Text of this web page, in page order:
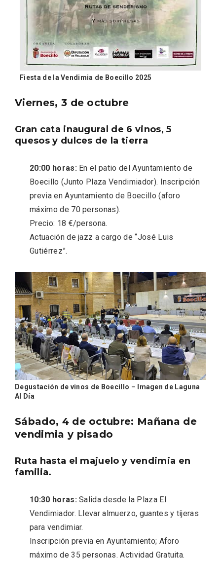
Fiesta de la Vendimia de Boecillo 2025
Viernes, 3 de octubre
Gran cata inaugural de 6 vinos, 5
quesos y dulces de la tierra
20:00 horas:En el patio del Ayuntamiento de
Boecillo (Junto Plaza Vendimiador). Inscripción
previa en Ayuntamiento de Boecillo (aforo
máximo de 70 personas).
Precio: 18 €/persona.
Actuación de jazz a cargo de “José Luis
Gutiérrez”.
Degustación de vinos de Boecillo – Imagen de Laguna
Al Día
Sábado, 4 de octubre: Mañana de
vendimia y pisado
Ruta hasta el majuelo y vendimia en
familia.
10:30 horas: Salida desde la Plaza El
Vendimiador. Llevar almuerzo, guantes y tijeras
para vendimiar.
Inscripción previa en Ayuntamiento; Aforo
máximo de 35 personas. Actividad Gratuita.
VII Feria del Vino de Sotillo 2026 ‘Sotillo,
Feria del Vino de Toro 2026; descubre
“Otros Vinos de Toro”
V Feria Europea del Queso 2026 en
Serrada